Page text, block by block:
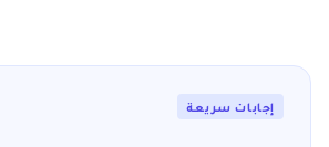
إجابات سريعة